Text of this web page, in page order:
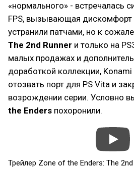
«нормального» - встречалась
FPS, вызывающая дискомфорт
устранили патчами, но к
The 2nd Runner и только на
малых продажах и
доработкой коллекции,
отозвать порт для PS Vita и
возрождении серии. Условно
the Enders похоронили.
Трейлер Zone of the Enders: The 2nd